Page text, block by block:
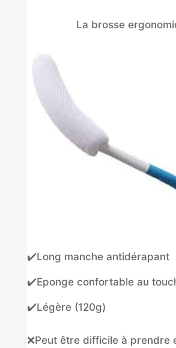
La brosse
✔️Long manche antidérapant
✔️Eponge confortable au
✔️Légère (120g)
❌Peut être difficile à prendre